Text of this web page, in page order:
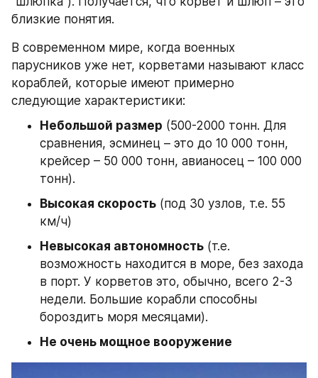
близкие понятия.
В современном мире, когда военных
парусников уже нет, корветами называют класс
кораблей, которые имеют примерно
следующие характеристики:
Небольшой размер (500-2000 тонн. Для
сравнения, эсминец – это до 10 000 тонн,
крейсер – 50 000 тонн, авианосец – 100 000
тонн).
Высокая скорость (под 30 узлов, т.е. 55
км/ч)
Невысокая автономность (т.е.
возможность находится в море, без захода
в порт. У корветов это, обычно, всего 2-3
недели. Большие корабли способны
бороздить моря месяцами).
Не очень мощное вооружение